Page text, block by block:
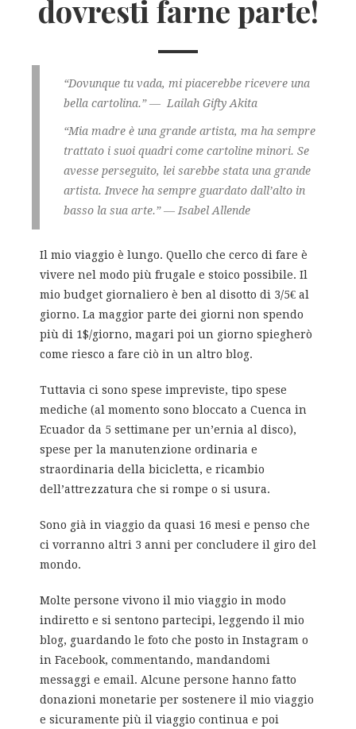
dovresti farne parte!
“Dovunque tu vada, mi piacerebbe ricevere una
bella cartolina.” ― Lailah Gifty Akita
“Mia madre è una grande artista, ma ha sempre
trattato i suoi quadri come cartoline minori. Se
avesse perseguito, lei sarebbe stata una grande
artista. Invece ha sempre guardato dall’alto in
basso la sua arte.” ― Isabel Allende
Il mio viaggio è lungo. Quello che cerco di fare è
vivere nel modo più frugale e stoico possibile. Il
mio budget giornaliero è ben al disotto di 3/5€ al
giorno. La maggior parte dei giorni non spendo
più di 1$/giorno, magari poi un giorno spiegherò
come riesco a fare ciò in un altro blog.
Tuttavia ci sono spese impreviste, tipo spese
mediche (al momento sono bloccato a Cuenca in
Ecuador da 5 settimane per un’ernia al disco),
spese per la manutenzione ordinaria e
straordinaria della bicicletta, e ricambio
dell’attrezzatura che si rompe o si usura.
Sono già in viaggio da quasi 16 mesi e penso che
ci vorranno altri 3 anni per concludere il giro del
mondo.
Molte persone vivono il mio viaggio in modo
indiretto e si sentono partecipi, leggendo il mio
blog, guardando le foto che posto in Instagram o
in Facebook, commentando, mandandomi
messaggi e email. Alcune persone hanno fatto
donazioni monetarie per sostenere il mio viaggio
e sicuramente più il viaggio continua e poi